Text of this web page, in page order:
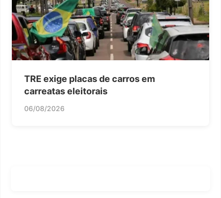
TRE exige placas de carros em
carreatas eleitorais
06/08/2026